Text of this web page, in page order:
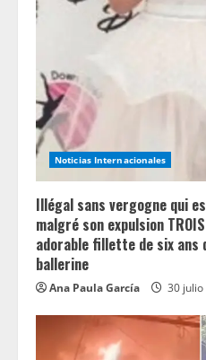
Noticias Internacionales
Illégal sans vergogne qui
malgré son expulsion
adorable fillette de six ans
ballerine
Ana Paula García 30 julio